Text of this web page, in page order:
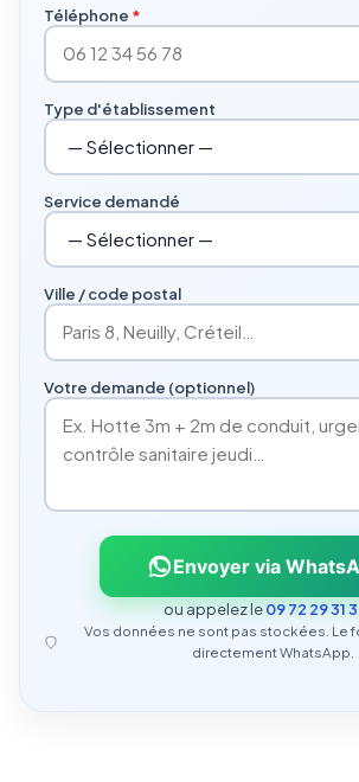
Téléphone *
Type d'établissement
Service demandé
Ville / code postal
Votre demande (optionnel)
Envoyer via
ou appelez le09 72 29 31
Vos données ne sont pas stockées. Le
directement WhatsApp.